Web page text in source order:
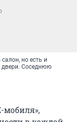
но есть и
двери. Соседнюю
мобиля»,